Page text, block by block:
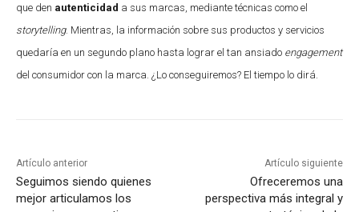
que den autenticidad a sus marcas, mediante técnicas como el
storytelling. Mientras, la información sobre sus productos y servicios
quedaría en un segundo plano hasta lograr el tan ansiado engagement
del consumidor con la marca. ¿Lo conseguiremos? El tiempo lo dirá.
Artículo anterior
Seguimos siendo quienes
mejor articulamos los
Artículo siguiente
Ofreceremos una
perspectiva más integral y